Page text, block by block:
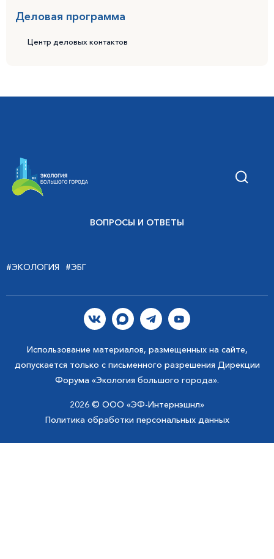
Деловая программа
Центр деловых контактов
ВОПРОСЫ И ОТВЕТЫ
#ЭКОЛОГИЯ #ЭБГ
Использование материалов, размещенных на сайте,
допускается только с письменного разрешения Дирекции
Форума «Экология большого города».
2026 © ООО «ЭФ-Интернэшнл»
Политика обработки персональных данных